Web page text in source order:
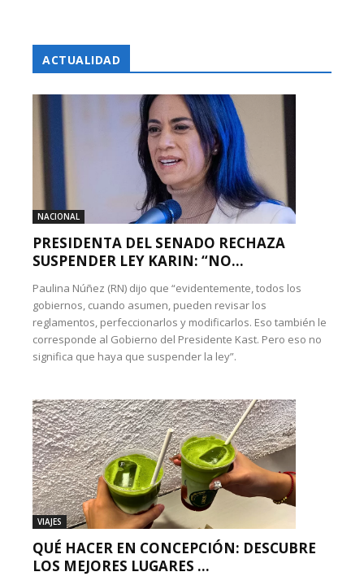
ACTUALIDAD
NACIONAL
PRESIDENTA DEL SENADO RECHAZA
SUSPENDER LEY KARIN: “NO...
Paulina Núñez (RN) dijo que “evidentemente, todos los
gobiernos, cuando asumen, pueden revisar los
reglamentos, perfeccionarlos y modificarlos. Eso también le
corresponde al Gobierno del Presidente Kast. Pero eso no
significa que haya que suspender la ley”.
VIAJES
QUÉ HACER EN CONCEPCIÓN: DESCUBRE
LOS MEJORES LUGARES ...